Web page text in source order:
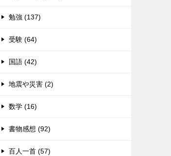
勉強 (137)
受験 (64)
国語 (42)
地震や災害 (2)
数学 (16)
書物感想 (92)
百人一首 (57)